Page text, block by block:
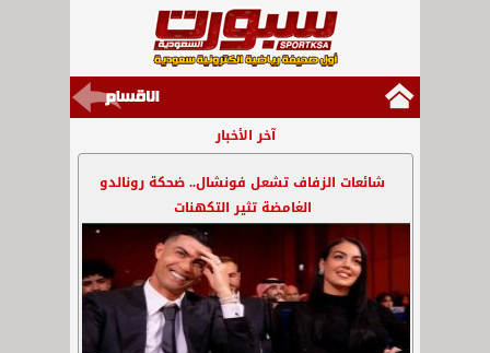
آخر الأخبار
شائعات الزفاف تشعل فونشال.. ضحكة رونالدو
الغامضة تثير التكهنات